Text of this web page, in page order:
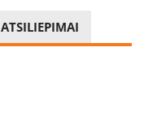
ATSILIEPIMAI